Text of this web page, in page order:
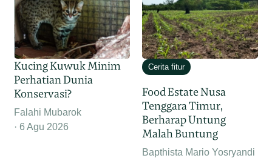
Kucing Kuwuk Minim
Perhatian Dunia
Konservasi?
Falahi Mubarok
6 Agu 2026
Cerita fitur
Food Estate Nusa
Tenggara Timur,
Berharap Untung
Malah Buntung
Bapthista Mario Yosryandi